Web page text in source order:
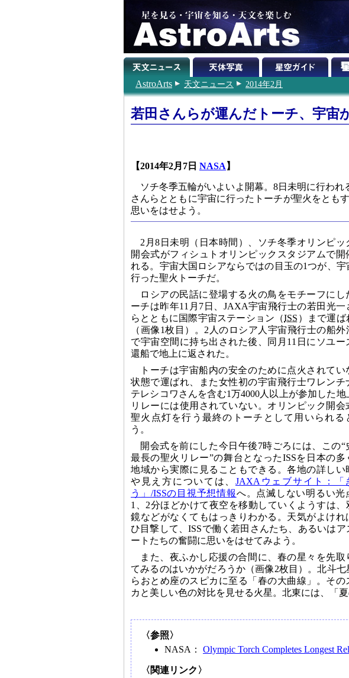
AstroArts 天文ニュース 2014年2月
若田さんらが運んだトーチ、宇宙
【2014年2月7日 NASA 】
ソチ冬季五輪がいよいよ開幕。8日未明に行わ
さんらとともに宇宙に行ったトーチが聖火をとも
思いをはせよう。
2月8日未明（日本時間）、ソチ冬季オリンピッ
開会式がフィシュトオリンピックスタジアムで開
れる。宇宙大国ロシアならではの目玉の1つが、宇
行った聖火トーチだ。
ロシアの民話に登場する火の鳥をモチーフにし
ーチは昨年11月7日、JAXA宇宙飛行士の若田光一
らとともに国際宇宙ステーション（ISS ）まで運ば
（画像1枚目）。2人のロシア人宇宙飛行士の船外
で宇宙空間に持ち出された後、同月11日にソユー
還船で地上に返された。
トーチは宇宙船内の安全のために点火されてい
状態で運ばれ、また女性初の宇宙飛行士ワレンチ
テレシコワさんを含む1万4000人以上が参加した地
リレーには使用されていない。オリンピック開会
聖火点灯を行う最終のトーチとして用いられる
う。
開会式を前にした今日午後7時ごろには、この“
最長の聖火リレー”の舞台となったISSを日本の多
地域から実際に見ることもできる。各地の詳しい
や見え方については、 JAXAウェブサイト：「
う」/ISSの目視予想情報へ。点滅しない明るい光
1、2分ほどかけて夜空を移動していくようすは、
鏡などがなくてもはっきりわかる。天気がよけれ
ひ目撃して、ISSで働く若田さんたち、あるいはア
ートたちの奮闘に思いをはせてみよう。
また、夜ふかし応援の合間に、春の星々を先取
てみるのはいかがだろうか（画像2枚目）。北斗七
らおとめ座のスピカに至る「春の大曲線」。その
カと美しい色の対比を見せる火星。北東には、「
〈参照〉
NASA： Olympic Torch Completes Longest
〈関連リンク〉